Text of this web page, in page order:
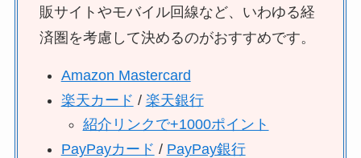
販サイトやモバイル回線など、いわゆる経
済圏を考慮して決めるのがおすすめです。
Amazon Mastercard
楽天カード / 楽天銀行
紹介リンクで+1000ポイント
PayPayカード / PayPay銀行